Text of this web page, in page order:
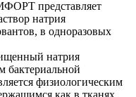
представляет
натрия
в одноразовых
натрия
бактериальной
физиологическим
как в тканях